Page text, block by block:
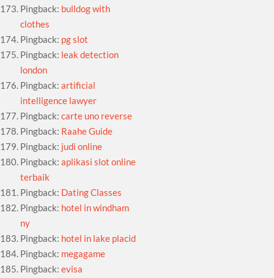
Pingback: bulldog with
clothes
Pingback: pg slot
Pingback: leak detection
london
Pingback:artificial
intelligence lawyer
Pingback:carte uno reverse
Pingback: Raahe Guide
Pingback: judi online
Pingback:aplikasi slot online
terbaik
Pingback: Dating Classes
Pingback: hotel in windham
ny
Pingback: hotel in lake placid
Pingback: megagame
Pingback:evisa